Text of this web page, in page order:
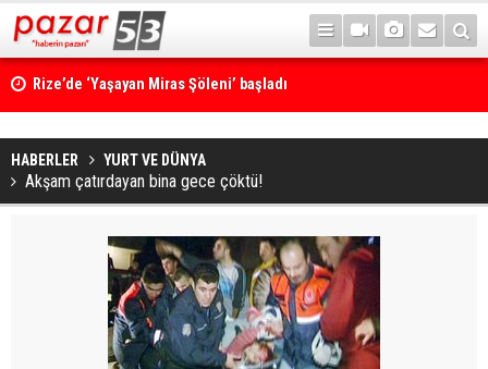
Rize’de ‘Yaşayan Miras Şöleni’ başladı
HABERLER YURT VE DÜNYA
Akşam çatırdayan bina gece çöktü!